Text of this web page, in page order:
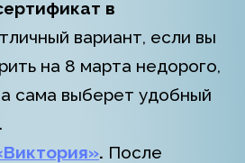
в
вариант, если вы
на 8 марта недорого,
сама выберет удобный
. После